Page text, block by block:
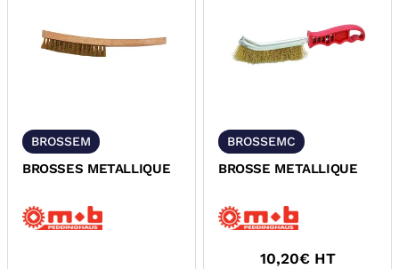
BROSSEM
BROSSES METALLIQUE
BROSSEMC
BROSSE METALLIQUE
10,20€ HT